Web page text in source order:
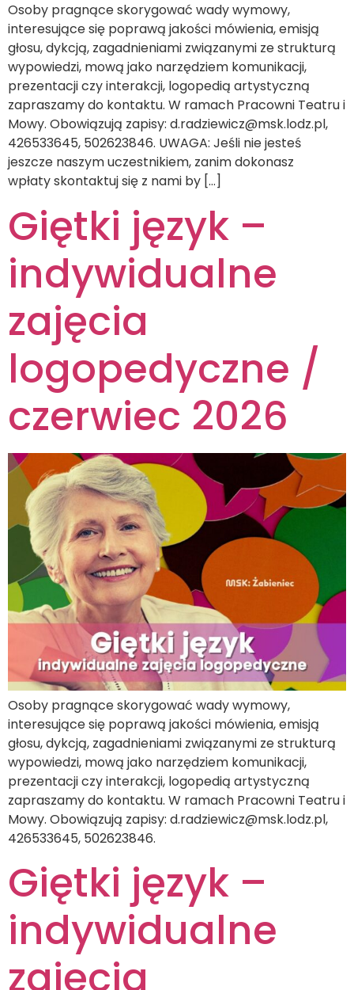
Osoby pragnące skorygować wady wymowy,
interesujące się poprawą jakości mówienia, emisją
głosu, dykcją, zagadnieniami związanymi ze strukturą
wypowiedzi, mową jako narzędziem komunikacji,
prezentacji czy interakcji, logopedią artystyczną
zapraszamy do kontaktu. W ramach Pracowni Teatru i
Mowy. Obowiązują zapisy: d.radziewicz@msk.lodz.pl,
426533645, 502623846. UWAGA: Jeśli nie jesteś
jeszcze naszym uczestnikiem, zanim dokonasz
wpłaty skontaktuj się z nami by […]
Giętki język –
indywidualne
zajęcia
logopedyczne /
czerwiec 2026
Osoby pragnące skorygować wady wymowy,
interesujące się poprawą jakości mówienia, emisją
głosu, dykcją, zagadnieniami związanymi ze strukturą
wypowiedzi, mową jako narzędziem komunikacji,
prezentacji czy interakcji, logopedią artystyczną
zapraszamy do kontaktu. W ramach Pracowni Teatru i
Mowy. Obowiązują zapisy: d.radziewicz@msk.lodz.pl,
426533645, 502623846.
Giętki język –
indywidualne
zajęcia